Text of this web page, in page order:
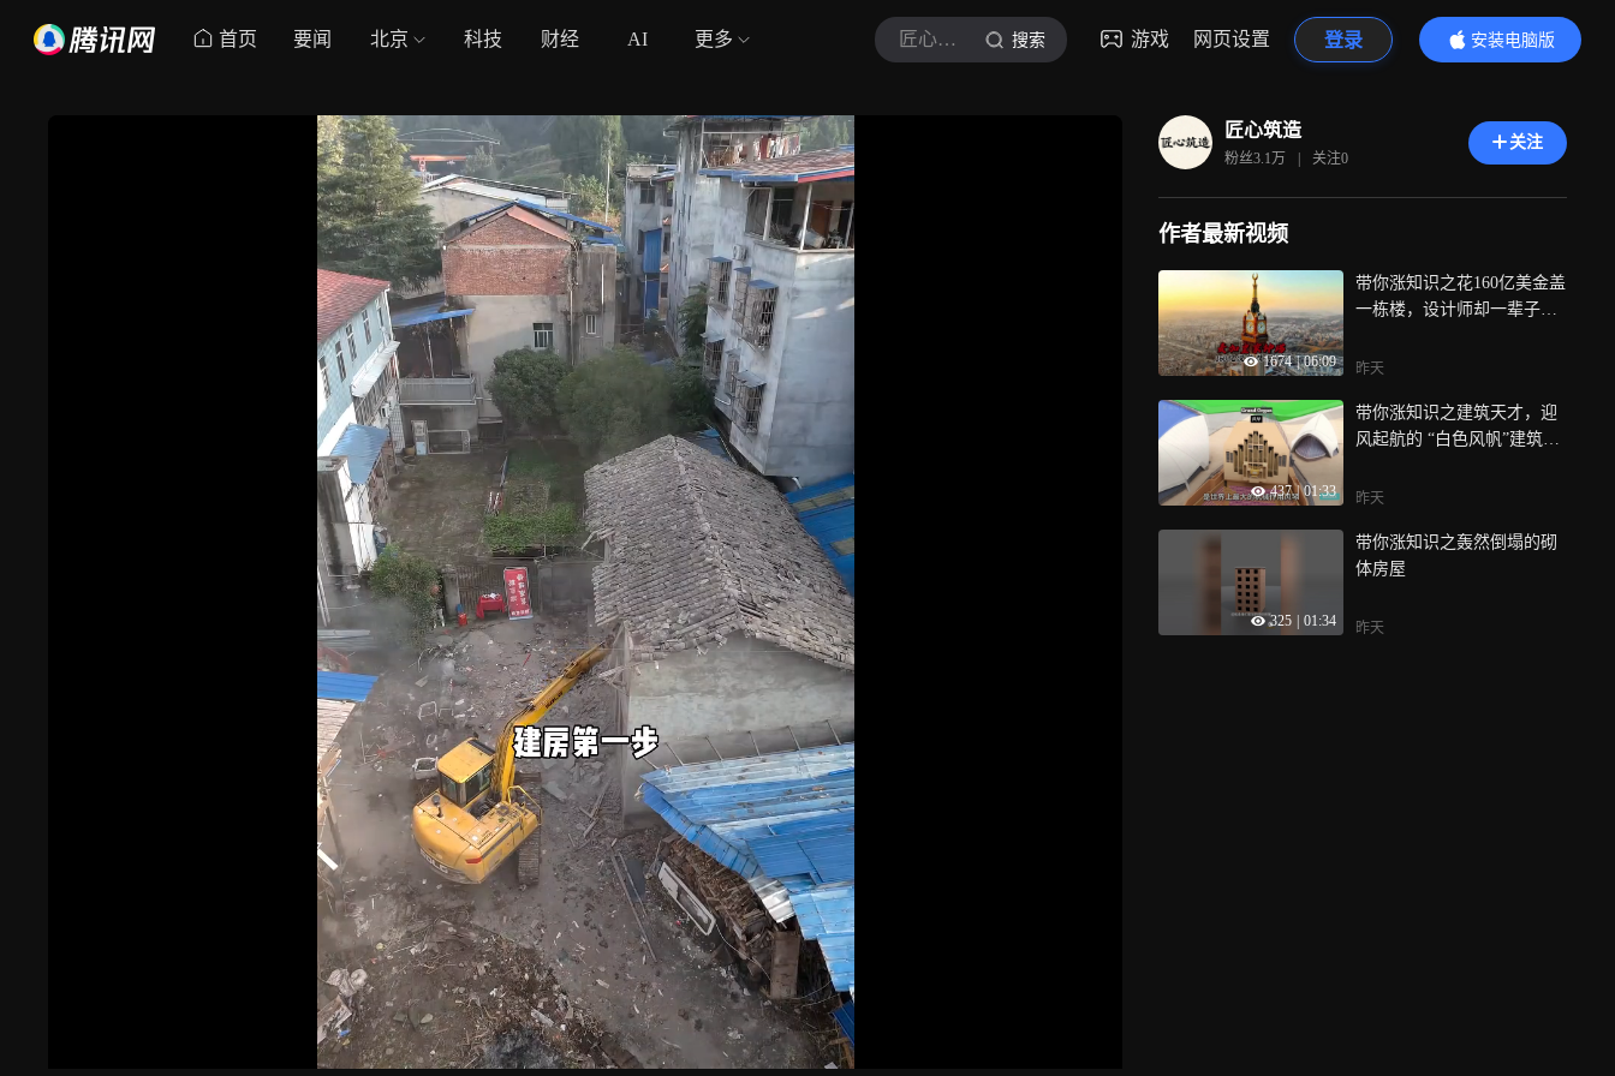
首页 要闻 北京 科技 财经 AI 更多 匠心筑造 搜索 游戏 网页设置 登录
安装电脑版
内容更精彩
匠心筑造
粉丝3.1万 | 关注0
关注
作者最新视频
1674 | 06:09
带你涨知识之花160亿美金盖
一栋楼，设计师却一辈子不
昨天
437 | 01:33
带你涨知识之建筑天才，迎
风起航的 “白色风帆”建筑，
昨天
325 01:34
带你涨知识之轰然倒塌的砌
体房屋
昨天